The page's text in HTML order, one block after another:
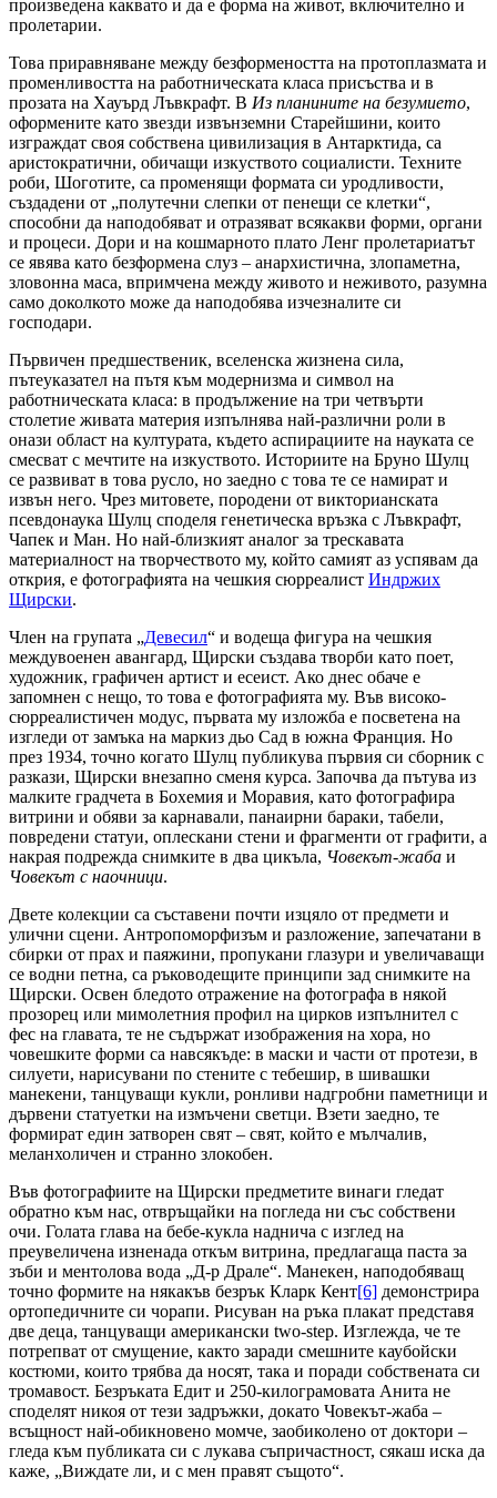
произведена каквато и да е форма на живот, включително и
пролетарии.
Това приравняване между безформеността на протоплазмата и
променливостта на работническата класа присъства и в
прозата на Хауърд Лъвкрафт. В Из планините на безумието,
оформените като звезди извънземни Старейшини, които
изграждат своя собствена цивилизация в Антарктида, са
аристократични, обичащи изкуството социалисти. Техните
роби, Шоготите, са променящи формата си уродливости,
създадени от „полутечни слепки от пенещи се клетки“,
способни да наподобяват и отразяват всякакви форми, органи
и процеси. Дори и на кошмарното плато Ленг пролетариатът
се явява като безформена слуз – анархистична, злопаметна,
зловонна маса, впримчена между живото и неживото, разумна
само доколкото може да наподобява изчезналите си
господари.
Първичен предшественик, вселенска жизнена сила,
пътеуказател на пътя към модернизма и символ на
работническата класа: в продължение на три четвърти
столетие живата материя изпълнява най-различни роли в
онази област на културата, където аспирациите на науката се
смесват с мечтите на изкуството. Историите на Бруно Шулц
се развиват в това русло, но заедно с това те се намират и
извън него. Чрез митовете, породени от викторианската
псевдонаука Шулц споделя генетическа връзка с Лъвкрафт,
Чапек и Ман. Но най-близкият аналог за трескавата
материалност на творчеството му, който самият аз успявам да
открия, е фотографията на чешкия сюрреалист Индржих
Щирски.
Член на групата „Девесил“ и водеща фигура на чешкия
междувоенен авангард, Щирски създава творби като поет,
художник, графичен артист и есеист. Ако днес обаче е
запомнен с нещо, то това е фотографията му. Във високо-
сюрреалистичен модус, първата му изложба е посветена на
изгледи от замъка на маркиз дьо Сад в южна Франция. Но
през 1934, точно когато Шулц публикува първия си сборник с
разкази, Щирски внезапно сменя курса. Започва да пътува из
малките градчета в Бохемия и Моравия, като фотографира
витрини и обяви за карнавали, панаирни бараки, табели,
повредени статуи, оплескани стени и фрагменти от графити, а
накрая подрежда снимките в два цикъла, Човекът-жаба и
Човекът с наочници.
Двете колекции са съставени почти изцяло от предмети и
улични сцени. Антропоморфизъм и разложение, запечатани в
сбирки от прах и паяжини, пропукани глазури и увеличаващи
се водни петна, са ръководещите принципи зад снимките на
Щирски. Освен бледото отражение на фотографа в някой
прозорец или мимолетния профил на цирков изпълнител с
фес на главата, те не съдържат изображения на хора, но
човешките форми са навсякъде: в маски и части от протези, в
силуети, нарисувани по стените с тебешир, в шивашки
манекени, танцуващи кукли, ронливи надгробни паметници и
дървени статуетки на измъчени светци. Взети заедно, те
формират един затворен свят – свят, който е мълчалив,
меланхоличен и странно злокобен.
Във фотографиите на Щирски предметите винаги гледат
обратно към нас, отвръщайки на погледа ни със собствени
очи. Голата глава на бебе-кукла наднича с изглед на
преувеличена изненада откъм витрина, предлагаща паста за
зъби и ментолова вода „Д-р Драле“. Манекен, наподобяващ
точно формите на някакъв безрък Кларк Кент[6] демонстрира
ортопедичните си чорапи. Рисуван на ръка плакат представя
две деца, танцуващи американски two-step. Изглежда, че те
потрепват от смущение, както заради смешните каубойски
костюми, които трябва да носят, така и поради собствената си
тромавост. Безръката Едит и 250-килограмовата Анита не
споделят никоя от тези задръжки, докато Човекът-жаба –
всъщност най-обикновено момче, заобиколено от доктори –
гледа към публиката си с лукава съпричастност, сякаш иска да
каже, „Виждате ли, и с мен правят същото“.